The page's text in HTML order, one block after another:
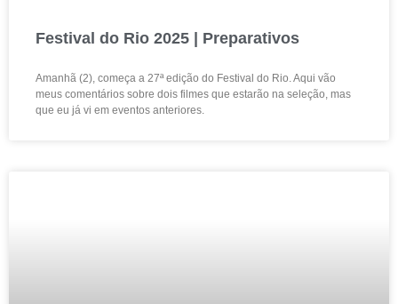
Festival do Rio 2025 | Preparativos
Amanhã (2), começa a 27ª edição do Festival do Rio. Aqui vão
meus comentários sobre dois filmes que estarão na seleção, mas
que eu já vi em eventos anteriores.